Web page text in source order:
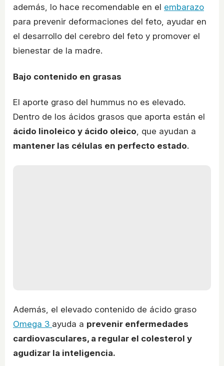
además, lo hace recomendable en el embarazo
para prevenir deformaciones del feto, ayudar en
el desarrollo del cerebro del feto y promover el
bienestar de la madre.
Bajo contenido en grasas
El aporte graso del hummus no es elevado.
Dentro de los ácidos grasos que aporta están el
ácido linoleico y ácido oleico, que ayudan a
mantener las células en perfecto estado.
Además, el elevado contenido de ácido graso
Omega 3 ayuda a prevenir enfermedades
cardiovasculares, a regular el colesterol y
agudizar la inteligencia.